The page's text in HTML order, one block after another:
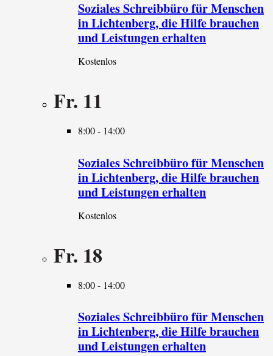
Soziales Schreibbüro für Menschen
in Lichtenberg, die Hilfe brauchen
und Leistungen erhalten
Kostenlos
Fr. 11
8:00- 14:00
Soziales Schreibbüro für Menschen
in Lichtenberg, die Hilfe brauchen
und Leistungen erhalten
Kostenlos
Fr. 18
8:00- 14:00
Soziales Schreibbüro für Menschen
in Lichtenberg, die Hilfe brauchen
und Leistungen erhalten